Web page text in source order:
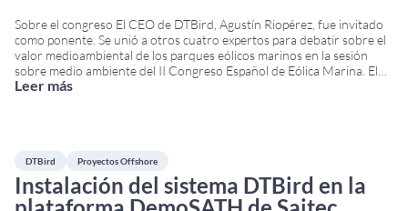
Sobre el congreso El CEO de DTBird, Agustín Riopérez, fue invitado
como ponente. Se unió a otros cuatro expertos para debatir sobre el
valor medioambiental de los parques eólicos marinos en la sesión
sobre medio ambiente del II Congreso Español de Eólica Marina. El
evento fue organizado por la Asociación Española de Energía Eólica
Leer más
DTBird Proyectos Offshore
Instalación del sistema DTBird en la